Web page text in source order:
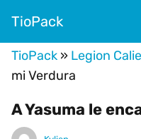
TioPack
TioPack » Legion
mi Verdura
A Yasuma le